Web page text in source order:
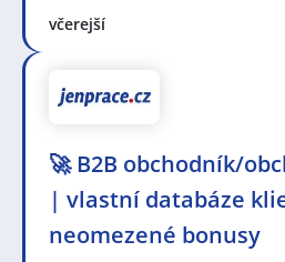
včerejší
🚀 B2B obchodník/
| vlastní databáze
neomezené bonusy